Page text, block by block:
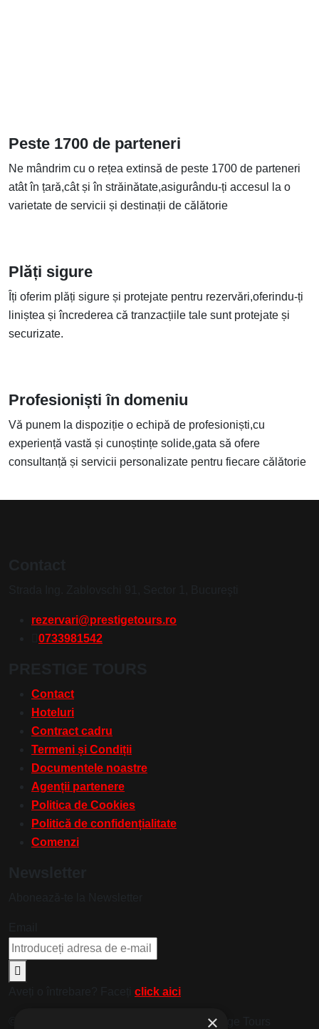
Peste 1700 de parteneri
Ne mândrim cu o rețea extinsă de peste 1700 de parteneri
atât în țară,cât și în străinătate,asigurându-ți accesul la o
varietate de servicii și destinații de călătorie
Plăți sigure
Îți oferim plăți sigure și protejate pentru rezervări,oferindu-ți
liniștea și încrederea că tranzacțiile tale sunt protejate și
securizate.
Profesioniști în domeniu
Vă punem la dispoziție o echipă de profesioniști,cu
experiență vastă și cunoștințe solide,gata să ofere
consultanță și servicii personalizate pentru fiecare călătorie
rezervari@prestigetours.ro
0733981542
Contact
Hoteluri
Contract cadru
Termeni și Condiții
Documentele noastre
Agenții partenere
Politica de Cookies
Politică de confidențialitate
Comenzi
click aici
© 2024. Toate drepturile rezervate de Prestige Tours
×